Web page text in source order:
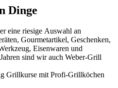
Dinge
eine riesige Auswahl an
Gourmetartikel, Geschenken,
Eisenwaren und
sind wir auch Weber-Grill
Grillkurse mit Profi-Grillköchen